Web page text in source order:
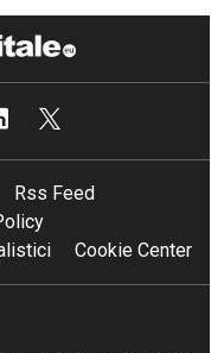
Rss Feed
Cookie Center